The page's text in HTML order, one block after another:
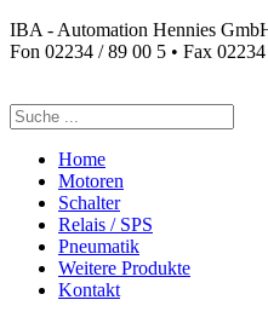
IBA - Automation Hennies
Fon 02234 / 89 00 5 • Fax
Suchen
nach:
Home
Motoren
Schalter
Relais / SPS
Pneumatik
Weitere Produkte
Kontakt